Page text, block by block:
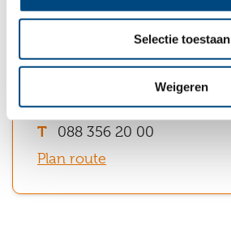
Selectie toestaan
Weigeren
26
JK
YOIN
Heijenoordseweg
1
Hertog Reinaldlaan 80
4001 RC Tiel
088 356 20 00
Plan route